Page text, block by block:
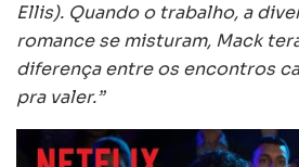
Ellis). Quando o trabalho, a
romance se misturam, Mack
diferença entre os encontros
pra valer.”